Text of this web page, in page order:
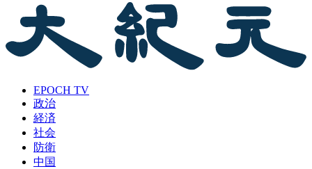
EPOCH TV
政治
経済
社会
防衛
中国